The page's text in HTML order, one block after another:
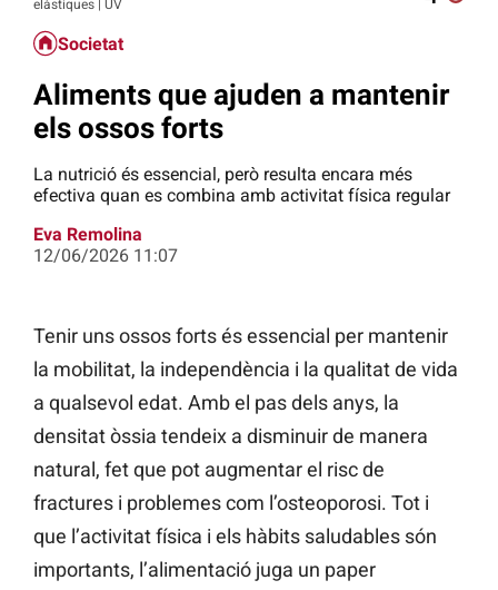
elàstiques | UV
Societat
Aliments que ajuden a mantenir
els ossos forts
La nutrició és essencial, però resulta encara més
efectiva quan es combina amb activitat física regular
Eva Remolina
12/06/2026 11:07
Tenir uns ossos forts és essencial per mantenir
la mobilitat, la independència i la qualitat de vida
a qualsevol edat. Amb el pas dels anys, la
densitat òssia tendeix a disminuir de manera
natural, fet que pot augmentar el risc de
fractures i problemes com l’osteoporosi. Tot i
que l’activitat física i els hàbits saludables són
importants, l’alimentació juga un paper